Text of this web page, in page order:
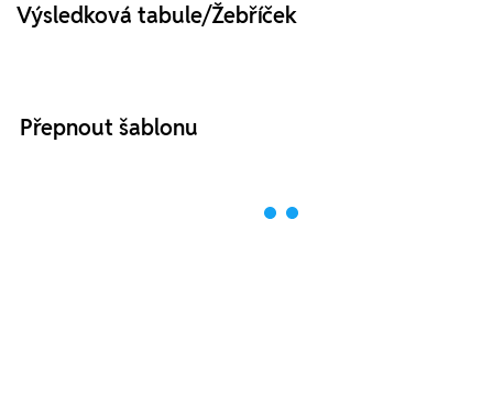
Výsledková tabule/Žebříček
Přepnout šablonu